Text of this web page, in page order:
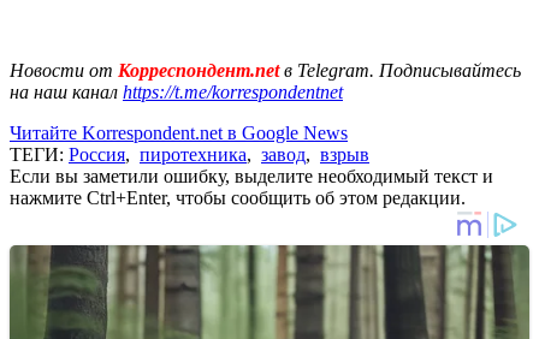
Новости от Корреспондент.netв Telegram. Подписывайтесь
на наш канал https://t.me/korrespondentnet
Читайте Korrespondent.net в Google News
ТЕГИ: Россия, пиротехника, завод, взрыв
Если вы заметили ошибку, выделите необходимый текст и
нажмите Ctrl+Enter, чтобы сообщить об этом редакции.